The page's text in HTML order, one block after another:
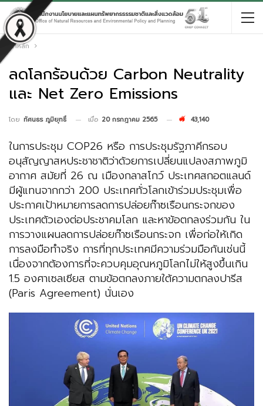
หน้าหลัก
ลดโลกร้อนด้วย Carbon Neutrality
และ Net Zero Emissions
โดย ทัศนธร ภูมิยุทธิ์ เมื่อ 20 กรกฎาคม 2565 43,140
ในการประชุม COP26 หรือ การประชุมรัฐภาคีกรอบ
อนุสัญญาสหประชาชาติว่าด้วยการเปลี่ยนแปลงสภาพภูมิ
อากาศ สมัยที่ 26 ณ เมืองกลาสโกว์ ประเทศสกอตแลนด์
มีผู้แทนจากกว่า 200 ประเทศทั่วโลกเข้าร่วมประชุมเพื่อ
ประกาศเป้าหมายการลดการปล่อยก๊าซเรือนกระจกของ
ประเทศตัวเองต่อประชาคมโลก และหาข้อตกลงร่วมกัน ใน
การวางแผนลดการปล่อยก๊าซเรือนกระจก เพื่อก่อให้เกิด
การลงมือทำจริง การที่ทุกประเทศมีความร่วมมือกันเช่นนี้
เนื่องจากต้องการที่จะควบคุมอุณหภูมิโลกไม่ให้สูงขึ้นเกิน
1.5 องศาเซลเซียส ตามข้อตกลงภายใต้ความตกลงปารีส
(Paris Agreement) นั่นเอง